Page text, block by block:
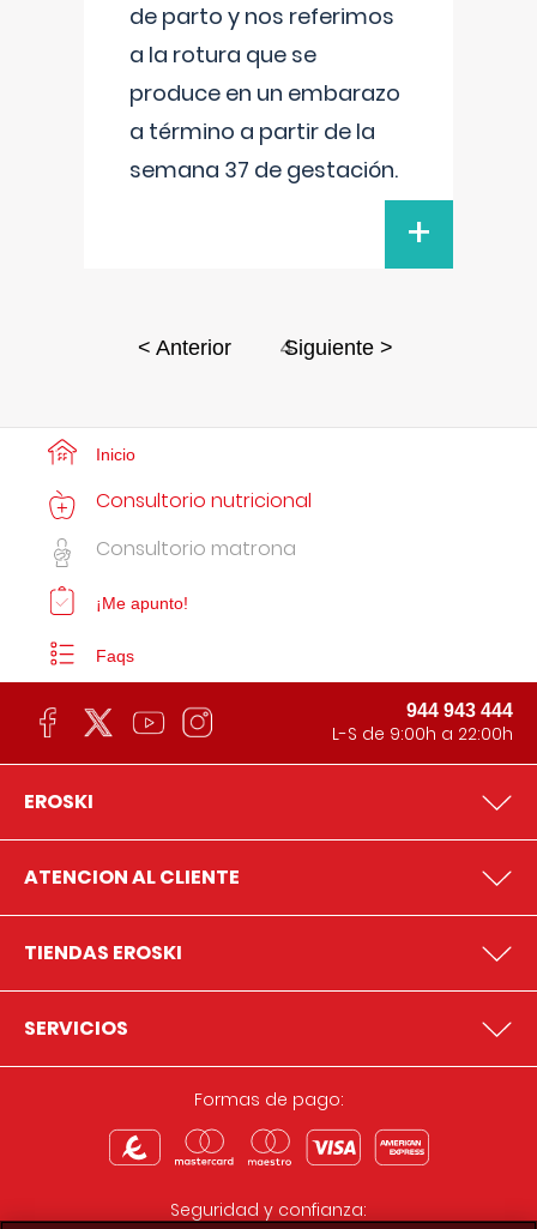
de parto y nos referimos
a la rotura que se
produce en un embarazo
a término a partir de la
semana 37 de gestación.
+
< Anterior 4
Siguiente >
Inicio
Consultorio nutricional
Consultorio matrona
¡Me apunto!
Faqs
944 943 444
L-S de 9:00h a 22:00h
EROSKI
ATENCION AL CLIENTE
TIENDAS EROSKI
SERVICIOS
Formas de pago:
Seguridad y confianza: